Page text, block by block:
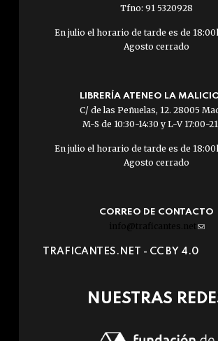
Tfno: 91 5320928
En julio el horario de tarde es de
Agosto cerrado
LIBRERÍA ATENEO LA
C/ de las Peñuelas, 12. 28005
M-S de 10:30-14:30 y L-V 17:00-
En julio el horario de tarde es de
Agosto cerrado
CORREO DE CONTACTO
info@traficantes.net (link
e-
TRAFICANTES.NET - CC BY 4.0
NUESTRAS